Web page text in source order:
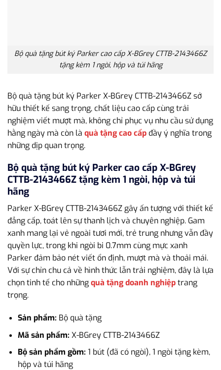
Bộ quà tặng bút ký Parker cao cấp X-BGrey CTTB-2143466Z
tặng kèm 1 ngòi, hộp và túi hãng
Bộ quà tặng bút ký Parker X-BGrey CTTB-2143466Z sở
hữu thiết kế sang trọng, chất liệu cao cấp cùng trải
nghiệm viết mượt mà, không chỉ phục vụ nhu cầu sử dụng
hằng ngày mà còn là quà tặng cao cấp đầy ý nghĩa trong
những dịp quan trọng.
Bộ quà tặng bút ký Parker cao cấp X-BGrey
CTTB-2143466Z tặng kèm 1 ngòi, hộp và túi
hãng
Parker X-BGrey CTTB-2143466Z gây ấn tượng với thiết kế
đẳng cấp, toát lên sự thanh lịch và chuyên nghiệp. Gam
xanh mang lại vẻ ngoài tươi mới, trẻ trung nhưng vẫn đầy
quyền lực, trong khi ngòi bi 0.7mm cùng mực xanh
Parker đảm bảo nét viết ổn định, mượt mà và thoải mái.
Với sự chỉn chu cả về hình thức lẫn trải nghiệm, đây là lựa
chọn tinh tế cho nhữngquà tặng doanh nghiệptrang
trọng.
Sản phẩm: Bộ quà tặng
Mã sản phẩm: X-BGrey CTTB-2143466Z
Bộ sản phẩm gồm: 1 bút (đã có ngòi), 1 ngòi tặng kèm,
hộp và túi hãng